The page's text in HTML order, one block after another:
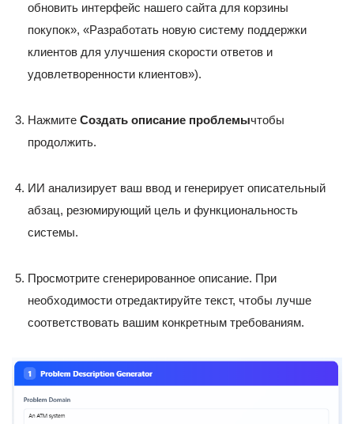
обновить интерфейс нашего сайта для корзины
покупок», «Разработать новую систему поддержки
клиентов для улучшения скорости ответов и
удовлетворенности клиентов»).
Нажмите Создать описание проблемычтобы
продолжить.
ИИ анализирует ваш ввод и генерирует описательный
абзац, резюмирующий цель и функциональность
системы.
Просмотрите сгенерированное описание. При
необходимости отредактируйте текст, чтобы лучше
соответствовать вашим конкретным требованиям.